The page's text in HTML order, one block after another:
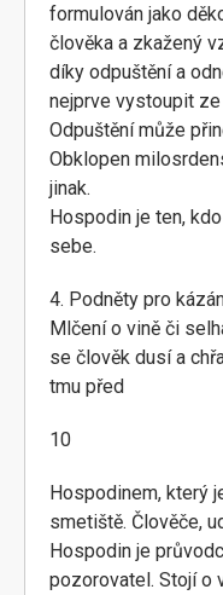
formulován jako
člověka a zkažený
díky odpuštění a
nejprve vystoupit
Odpuštění může
Obklopen
jinak.
Hospodin je ten,
sebe.
4. Podněty pro
Mlčení o vině či
se člověk dusí a
tmu před
10
Hospodinem, který
smetiště. Člověče,
Hospodin je
pozorovatel. Stojí o